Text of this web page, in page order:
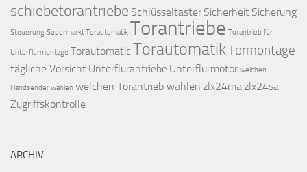
schiebetorantriebe Schlüsseltaster Sicherheit Sicherung
Steuerung Supermarkt Torautomatik Torantriebe Torantrieb für
Unterflurmontage TorautomaticTorautomatikTormontage
tägliche Vorsicht Unterflurantriebe Unterflurmotor welchen
Handsender wählen welchen Torantrieb wählen zlx24mazlx24sa
Zugriffskontrolle
ARCHIV